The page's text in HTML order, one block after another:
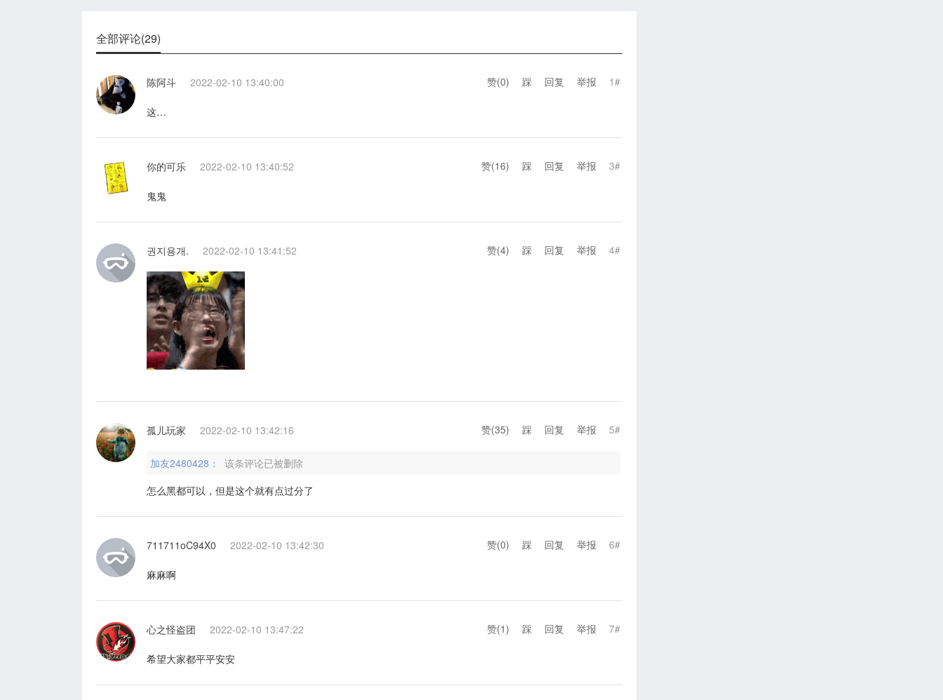
全部评论(29)
陈阿斗 2022-02-10 13:40:00 赞(0) 踩 回复 举报 1#
这…
你的可乐 2022-02-10 13:40:52 赞(16) 踩 回复 举报 3#
鬼鬼
권지용개. 2022-02-10 13:41:52 赞(4) 踩 回复 举报 4#
孤儿玩家 2022-02-10 13:42:16 赞(35) 踩 回复 举报 5#
加友2480428：
该条评论已被删除
怎么黑都可以，但是这个就有点过分了
711711oC94X0 2022-02-10 13:42:30 赞(0) 踩 回复 举报 6#
麻麻啊
心之怪盗团 2022-02-10 13:47:22 赞(1) 踩 回复 举报 7#
希望大家都平平安安